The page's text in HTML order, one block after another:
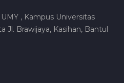
, Kampus Universitas
Jl. Brawijaya, Kasihan, Bantul